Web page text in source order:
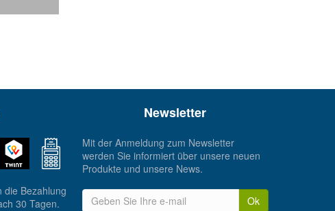
die Bezahlung
30 Tagen.
Newsletter
Mit der Anmeldung zum Newsletter
werden Sie informiert über unsere neuen
Produkte und unsere News.
Ok